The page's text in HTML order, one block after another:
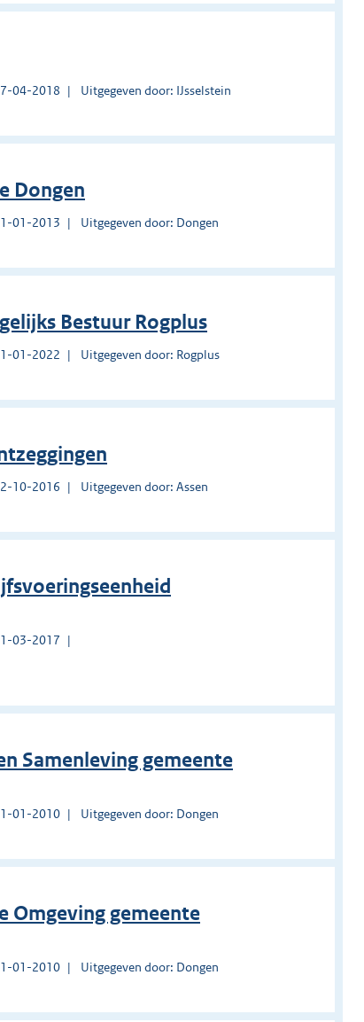
04-2018 Uitgegeven door: IJsselstein
Dongen
01-2013 Uitgegeven door: Dongen
Bestuur Rogplus
01-2022 Uitgegeven door: Rogplus
10-2016 Uitgegeven door: Assen
03-2017
Samenleving gemeente
01-2010 Uitgegeven door: Dongen
Omgeving gemeente
01-2010 Uitgegeven door: Dongen